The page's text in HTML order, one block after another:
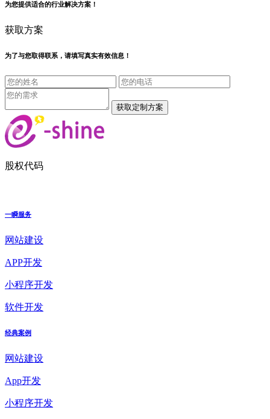
为您提供适合的行业解决方案！
获取方案
为了与您取得联系，请填写真实有效信息！
股权代码
一瞬服务
网站建设
APP开发
小程序开发
软件开发
经典案例
网站建设
App开发
小程序开发